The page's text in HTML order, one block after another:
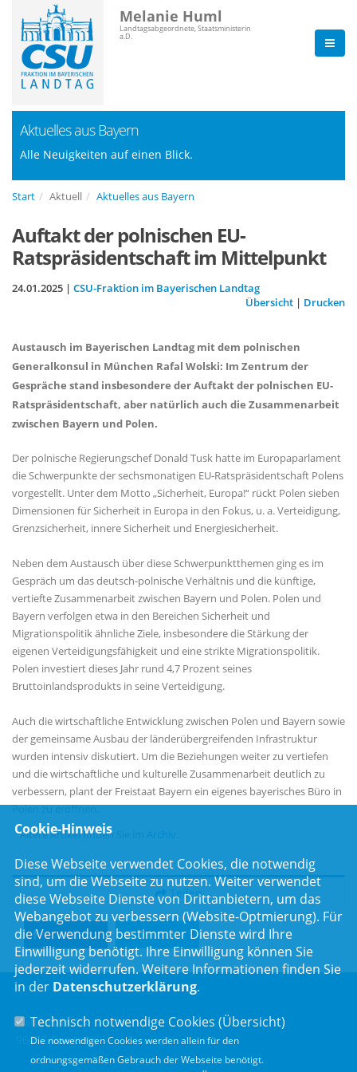
Melanie Huml
Landtagsabgeordnete, Staatsministerin
a.D.
Aktuelles aus Bayern
Alle Neuigkeiten auf einen Blick.
Start Aktuell Aktuelles aus Bayern
Auftakt der polnischen EU-
Ratspräsidentschaft im Mittelpunkt
24.01.2025 | CSU-Fraktion im Bayerischen Landtag
Übersicht | Drucken
Austausch im Bayerischen Landtag mit dem polnischen
Generalkonsul in München Rafal Wolski: Im Zentrum der
Gespräche stand insbesondere der Auftakt der polnischen EU-
Ratspräsidentschaft, aber natürlich auch die Zusammenarbeit
zwischen Bayern und Polen.
Der polnische Regierungschef Donald Tusk hatte im Europaparlament
die Schwerpunkte der sechsmonatigen EU-Ratspräsidentschaft Polens
vorgestellt. Unter dem Motto „Sicherheit, Europa!“ rückt Polen sieben
Dimensionen für Sicherheit in Europa in den Fokus, u. a. Verteidigung,
Grenzsicherheit, innere Sicherheit und Energiesicherheit.
Neben dem Austausch über diese Schwerpunktthemen ging es im
Gespräch um das deutsch-polnische Verhältnis und die künftige,
vertiefte Zusammenarbeit zwischen Bayern und Polen. Polen und
Bayern verfolgen etwa in den Bereichen Sicherheit und
Migrationspolitik ähnliche Ziele, insbesondere die Stärkung der
eigenen Verteidigungsfähigkeit und eine strikte Migrationspolitik.
Polen investiert dieses Jahr rund 4,7 Prozent seines
Bruttoinlandsprodukts in seine Verteidigung.
Auch die wirtschaftliche Entwicklung zwischen Polen und Bayern sowie
der gemeinsame Ausbau der länderübergreifenden Infrastruktur
wurden intensiv diskutiert. Um die Beziehungen weiter zu vertiefen
und die wirtschaftliche und kulturelle Zusammenarbeit deutlich zu
verbessern, plant der Freistaat Bayern ein eigenes bayerisches Büro in
Polen zu eröffnen.
Ältere Artikel finden Sie im
Archiv
Teilen
Teilen Twittern
Luitpoldstr. 55
96052 Bamberg
Cookie-Hinweis
Diese Webseite verwendet Cookies, die notwendig
sind, um die Webseite zu nutzen. Weiter verwendet
diese Webseite Dienste von Drittanbietern, um das
Webangebot zu verbessern (Website-Optmierung). Für
die Verwendung bestimmter Dienste wird Ihre
Einwilligung benötigt. Ihre Einwilligung können Sie
jederzeit widerrufen. Weitere Informationen finden Sie
in der Datenschutzerklärung.
Technisch notwendige Cookies (Übersicht)
Die notwendigen Cookies werden allein für den
ordnungsgemäßen Gebrauch der Webseite benötigt.